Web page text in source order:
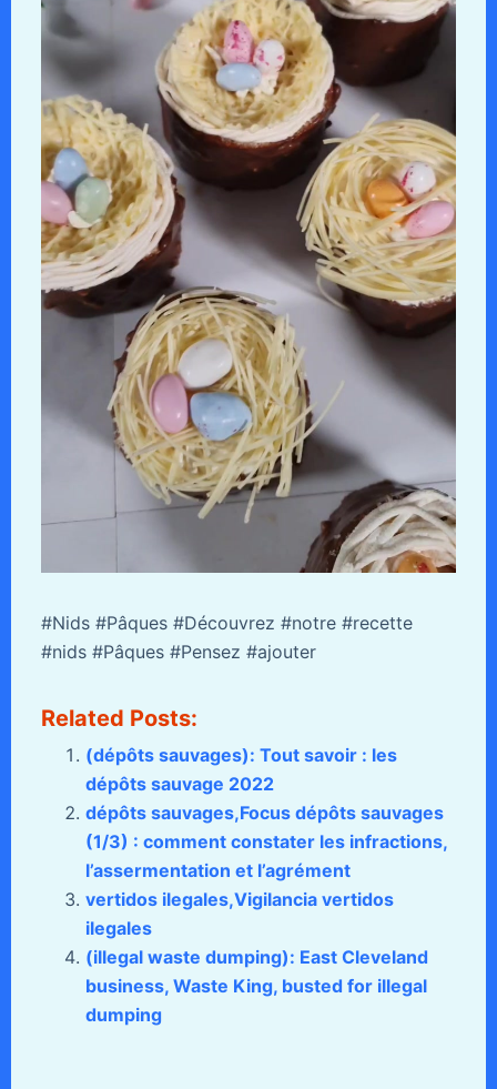
#Nids #Pâques #Découvrez #notre #recette
#nids #Pâques #Pensez #ajouter
Related Posts:
(dépôts sauvages): Tout savoir : les
dépôts sauvage 2022
dépôts sauvages,Focus dépôts sauvages
(1/3) : comment constater les infractions,
l’assermentation et l’agrément
vertidos ilegales,Vigilancia vertidos
ilegales
(illegal waste dumping): East Cleveland
business, Waste King, busted for illegal
dumping